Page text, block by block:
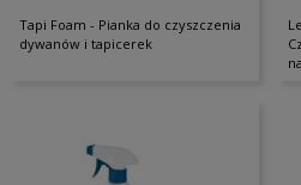
Tapi Foam - Pianka do czyszczenia
dywanów i tapicerek